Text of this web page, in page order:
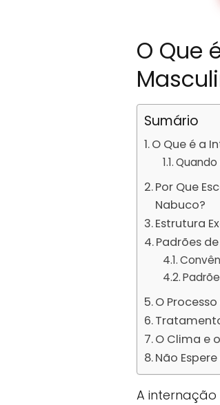
O Que
Sumário
O Que é a
Por Que
Nabuco?
Estrutura
Padrões
O
O Clima e
Não
A